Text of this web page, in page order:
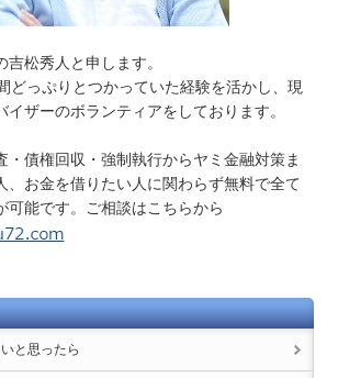
松秀人と申します。
どっぷりとつかっていた経験を活かし、現
イザーのボランティアをしております。
・債権回収・強制執行からヤミ金融対策ま
、お金を借りたい人に関わらず無料で全て
可能です。ご相談はこちらから
と思ったら